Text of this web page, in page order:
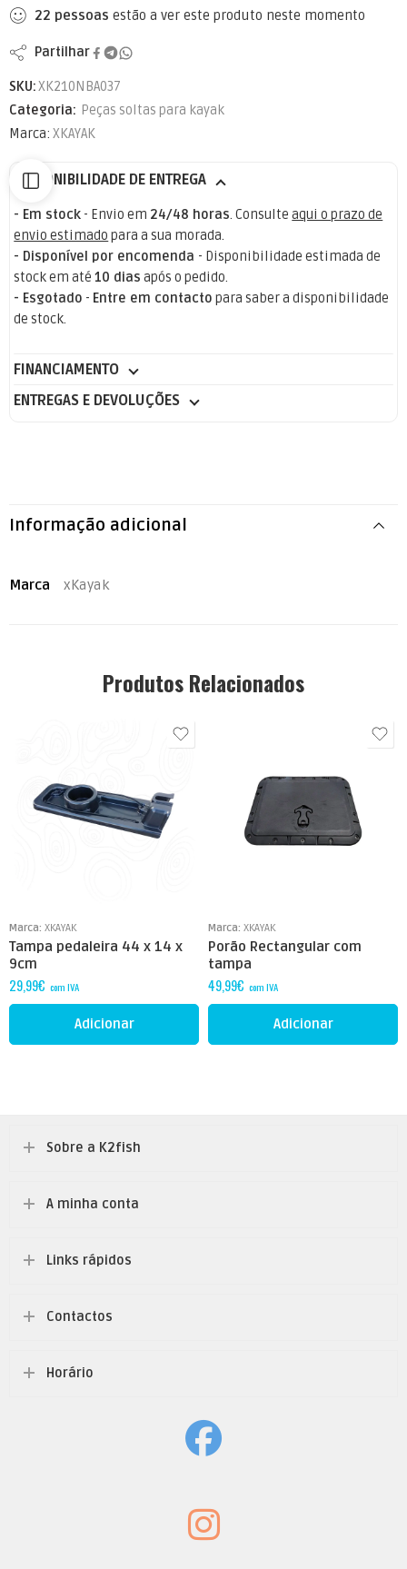
22 pessoas estão a ver este produto neste momento
Partilhar
SKU:XK210NBA037
Categoria: Peças soltas para kayak
Marca: XKAYAK
DISPONIBILIDADE DE ENTREGA
- Em stock - Envio em 24/48 horas. Consulteaqui o prazo de
envio estimado para a sua morada.
- Disponível por encomenda - Disponibilidade estimada de
stock em até10 dias após o pedido.
- Esgotado - Entre em contacto para saber a disponibilidade
de stock.
FINANCIAMENTO
ENTREGAS E DEVOLUÇÕES
Informação adicional
Marca xKayak
Produtos Relacionados
Marca: XKAYAK
Tampa pedaleira 44 x 14 x
9cm
29,99€ com IVA
Adicionar
Marca: XKAYAK
Porão Rectangular com
tampa
49,99€ com IVA
Adicionar
Sobre a K2fish
A minha conta
Links rápidos
Contactos
Horário